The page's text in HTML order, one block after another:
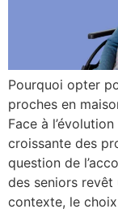
Pourquoi opter
proches en
Face à
croissante des
question de
des seniors
contexte, le